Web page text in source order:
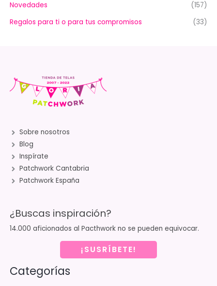
Novedades
(157)
Regalos para ti o para tus compromisos
(33)
Sobre nosotros
Blog
Inspírate
Patchwork Cantabria
Patchwork España
¿Buscas inspiración?
14.000 aficionados al Pacthwork no se pueden equivocar.
¡SUSRÍBETE!
Categorías